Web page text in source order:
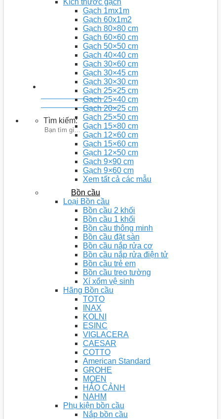
Youtobe: Nhà 5D
Kênh chia sẻ video kiến thức
Tìm kiếm:
Kích thước gạch
Gạch 1mx1m
Gạch 60x1m2
Gạch 80×80 cm
Gạch 60×60 cm
Gạch 50×50 cm
Gạch 40×40 cm
Gạch 30×60 cm
Gạch 30×45 cm
Gạch 30×30 cm
Gạch 25×25 cm
Gạch 25×40 cm
Gạch 20×25 cm
Gạch 25×50 cm
Gạch 15×80 cm
Gạch 12×60 cm
Gạch 15×60 cm
Gạch 12×50 cm
Gạch 9×90 cm
Gạch 9×60 cm
Xem tất cả các mẫu
Bồn cầu
Loại Bồn cầu
Bồn cầu 2 khối
Bồn cầu 1 khối
Bồn cầu thông minh
Bồn cầu đặt sàn
Bồn cầu nắp rửa cơ
Bồn cầu nắp rửa điện tử
Bồn cầu trẻ em
Bồn cầu treo tường
Xí xổm vệ sinh
Hãng Bồn cầu
TOTO
INAX
KOLNI
ESINC
VIGLACERA
CAESAR
COTTO
American Standard
GROHE
MOEN
HẢO CẢNH
NAHM
Phụ kiện bồn cầu
Nắp bồn cầu